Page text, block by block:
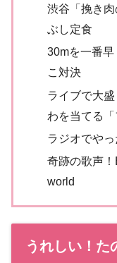
渋谷「挽き
ぶし定食
30mを一番
こ対決
ライブで大
わを当てる「
ラジオでや
奇跡の歌声
world
うれしい！た